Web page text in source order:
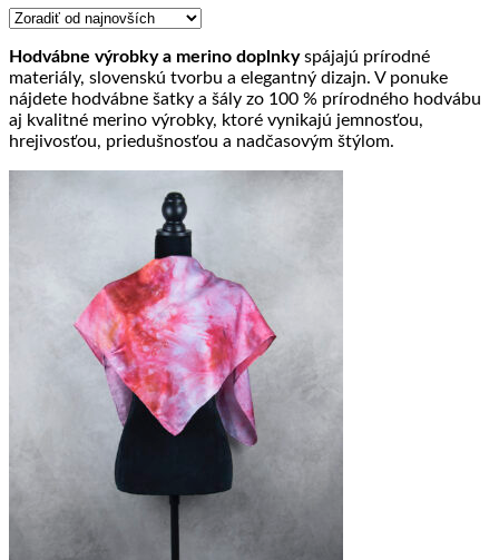
Hodvábne výrobky a merino doplnkyspájajú prírodné
materiály, slovenskú tvorbu a elegantný dizajn. V ponuke
nájdete hodvábne šatky a šály zo 100 % prírodného hodvábu
aj kvalitné merino výrobky, ktoré vynikajú jemnosťou,
hrejivosťou, priedušnosťou a nadčasovým štýlom.